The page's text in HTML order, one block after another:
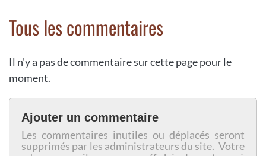
Tous les commentaires
Il n'y a pas de commentaire sur cette page pour le
moment.
Ajouter un commentaire
Les commentaires inutiles ou déplacés seront
supprimés par les administrateurs du site. Votre